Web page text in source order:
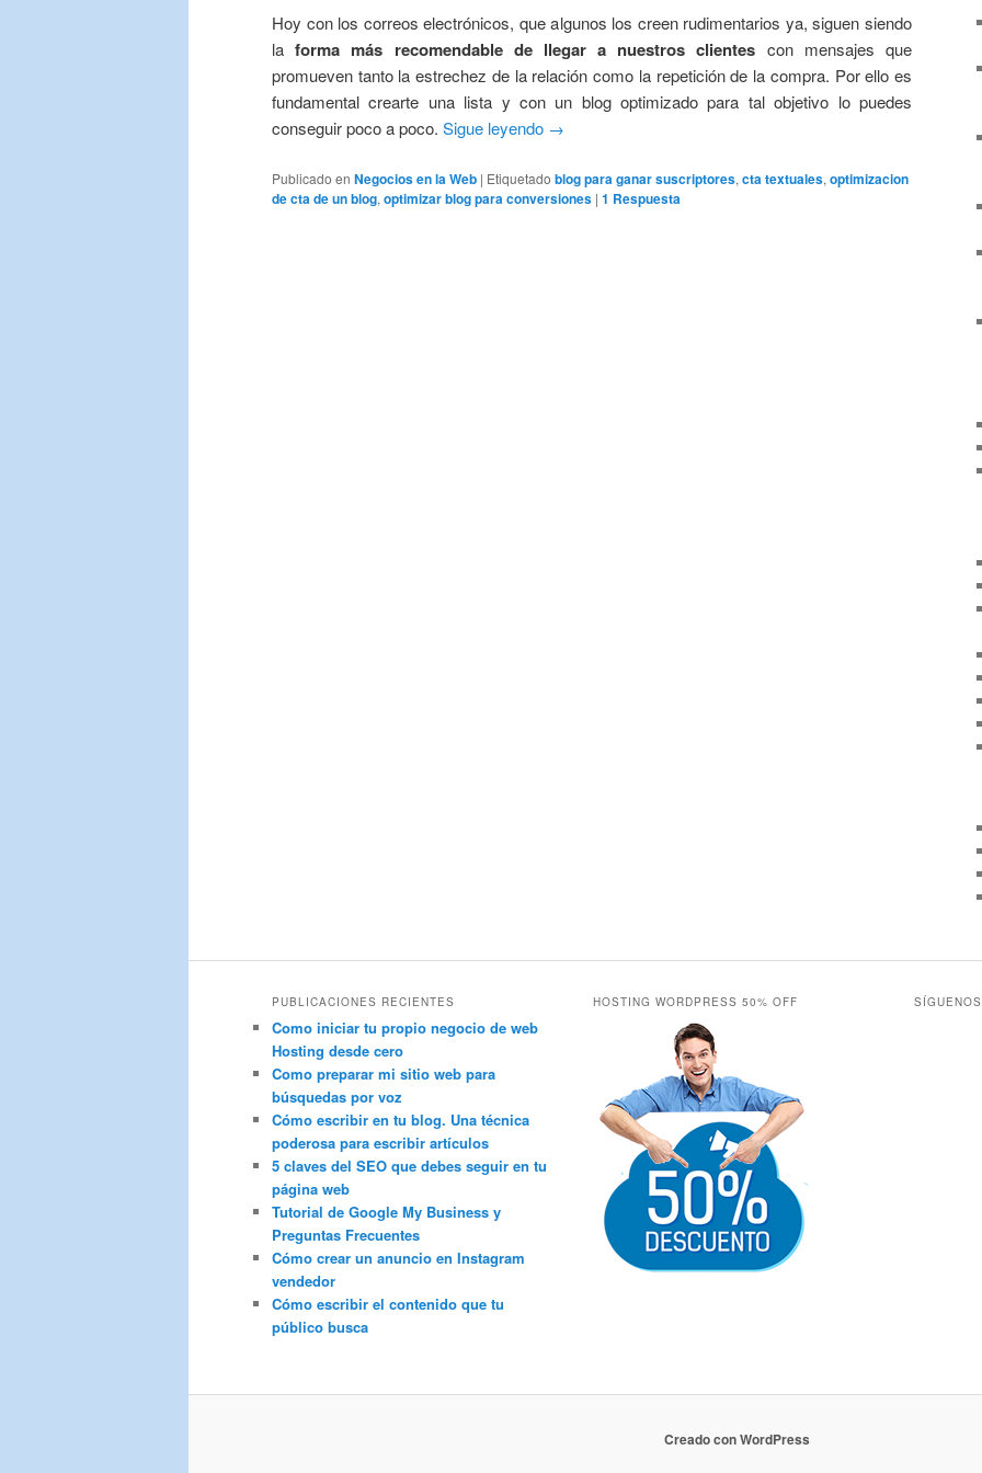
Hoy con los correos electrónicos, que algunos los creen rudimentarios ya, siguen siendo
la forma más recomendable de llegar a nuestros clientes con mensajes que
promueven tanto la estrechez de la relación como la repetición de la compra. Por ello es
fundamental crearte una lista y con un blog optimizado para tal objetivo lo puedes
conseguir poco a poco. Sigue leyendo →
Publicado en Negocios en la Web | Etiquetado blog para ganar suscriptores, cta textuales, optimizacion
de cta de un blog, optimizar blog para conversiones | 1 Respuesta
PUBLICACIONES RECIENTES
Como iniciar tu propio negocio de web
Hosting desde cero
Como preparar mi sitio web para
búsquedas por voz
Cómo escribir en tu blog. Una técnica
poderosa para escribir artículos
5 claves del SEO que debes seguir en tu
página web
Tutorial de Google My Business y
Preguntas Frecuentes
Cómo crear un anuncio en Instagram
vendedor
Cómo escribir el contenido que tu
público busca
HOSTING WORDPRESS 50% OFF
Creado con WordPress